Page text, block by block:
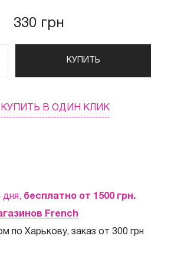
330 грн
КУПИТЬ
КУПИТЬ В ОДИН КЛИК
дня, бесплатно от 1500 грн.
French
по Харькову, заказ от 300 грн